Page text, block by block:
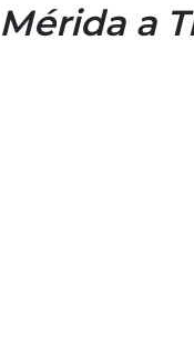
a